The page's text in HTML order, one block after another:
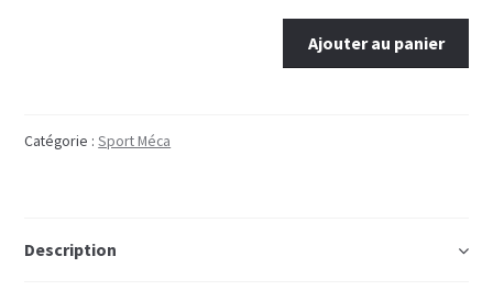
OF
2005
Ajouter au panier
Catégorie :Sport Méca
Description